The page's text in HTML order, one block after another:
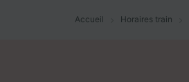
Accueil Horaires train